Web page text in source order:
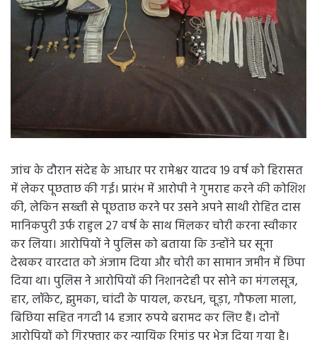
जांच के दौरान संदेह के आधार पर रामेश्वर यादव 19 वर्ष को हिरासत
में लेकर पूछताछ की गई। प्रारंभ में आरोपी ने गुमराह करने की कोशिश
की, लेकिन सख्ती से पूछताछ करने पर उसने अपने साथी रोहित दास
मानिकपुरी उर्फ राहुल 27 वर्ष के साथ मिलकर चोरी करना स्वीकार
कर लिया। आरोपियों ने पुलिस को बताया कि उन्होंने घर सूना
देखकर वारदात को अंजाम दिया और चोरी का सामान जमीन में छिपा
दिया था। पुलिस ने आरोपियों की निशानदेही पर सोने का मंगलसूत्र,
हार, लॉकेट, झुमका, चांदी के पायल, करधन, चूड़ा, गौफला माला,
बिछिया सहित नगदी 14 हजार रुपये बरामद कर लिए हैं। दोनों
आरोपियों को गिरफ्तार कर न्यायिक रिमांड पर भेज दिया गया है।